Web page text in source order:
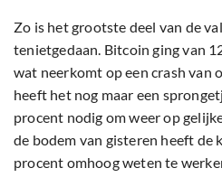
Zo is het grootste deel van de
tenietgedaan. Bitcoin ging van
wat neerkomt op een crash van
heeft het nog maar een
procent nodig om weer op
de bodem van gisteren heeft de
procent omhoog weten te